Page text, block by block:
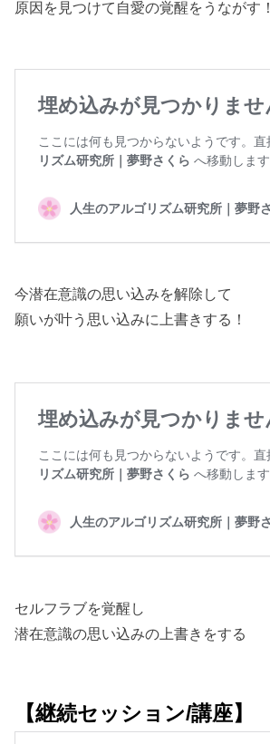
原因を見つけて自愛の覚醒をうながす！
今潜在意識の思い込みを解除して
願いが叶う思い込みに上書きする！
セルフラブを覚醒し
潜在意識の思い込みの上書きをする
【継続セッション/講座】